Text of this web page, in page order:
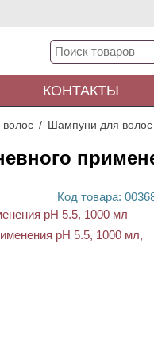
КОНТАКТЫ
волос Шампуни для волос
Код товара: 00